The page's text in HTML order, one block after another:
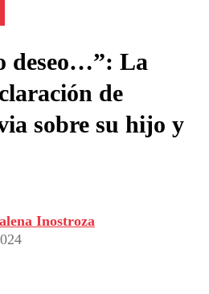
deseo…”: La
de
sobre su hijo y
Inostroza